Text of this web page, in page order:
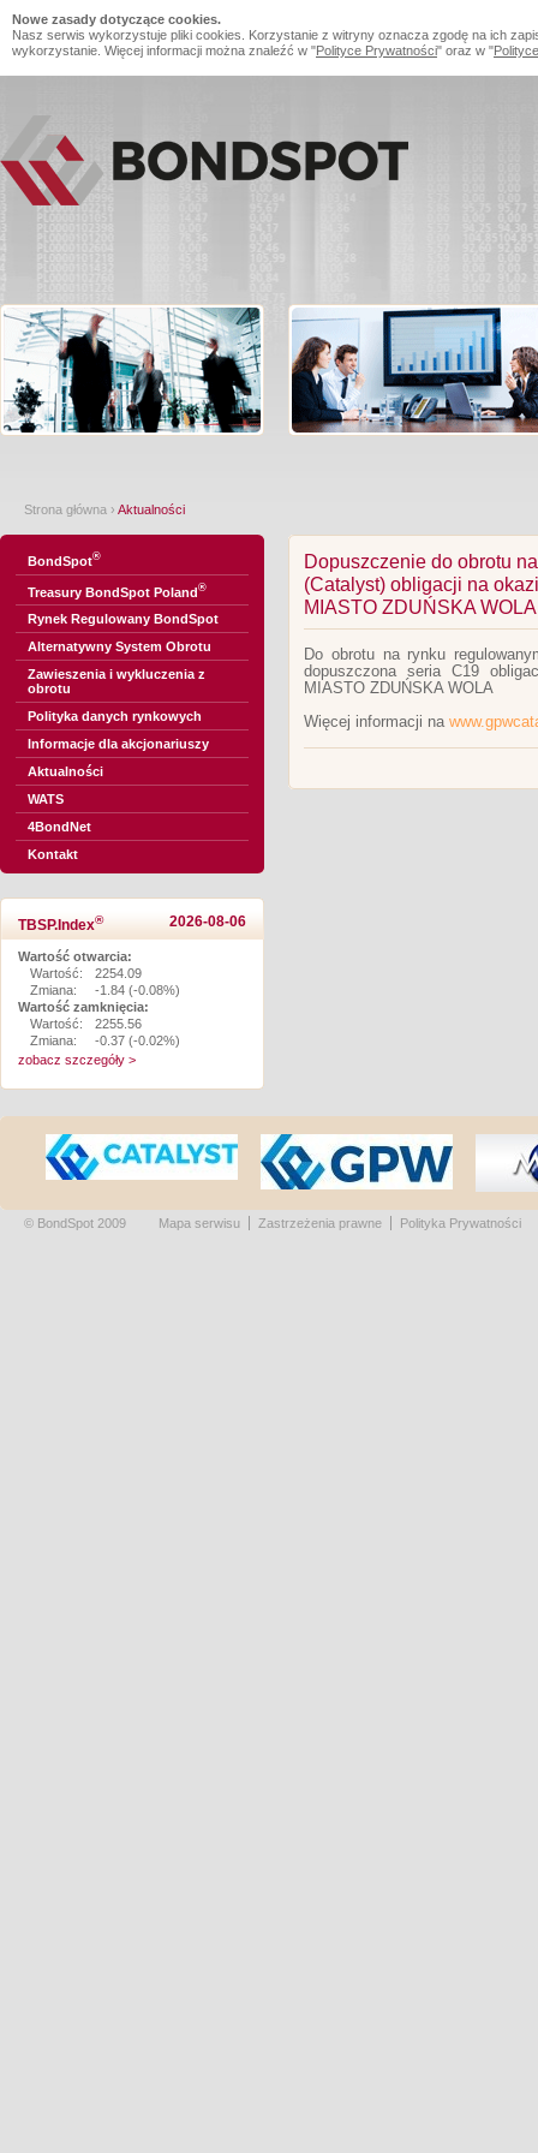
Nowe zasady dotyczące cookies.
Nasz serwis wykorzystuje pliki cookies. Korzystanie z witryny oznacza zgodę na ich
wykorzystanie. Więcej informacji można znaleźć w "Polityce Prywatności" oraz w "
Strona główna › Aktualności
BondSpot®
Treasury BondSpot Poland®
Rynek Regulowany BondSpot
Alternatywny System Obrotu
Zawieszenia i wykluczenia z
obrotu
Polityka danych rynkowych
Informacje dla akcjonariuszy
Aktualności
WATS
4BondNet
Kontakt
TBSP.Index® 2026-08-06
Wartość otwarcia:
Wartość:
2254.09
Zmiana:
-1.84 (-0.08%)
Wartość zamknięcia:
Wartość:
2255.56
Zmiana:
-0.37 (-0.02%)
zobacz szczegóły >
Dopuszczenie do obrotu
(Catalyst) obligacji na
MIASTO ZDUŃSKA WOLA
Do obrotu na rynku
dopuszczona seria C19
MIASTO ZDUŃSKA WOLA
Więcej informacji na
© BondSpot 2009 Mapa serwisu Zastrzeżenia prawne Polityka Prywatności